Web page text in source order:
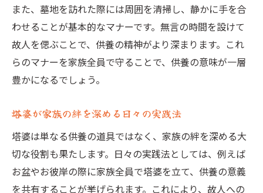
また、墓地を訪れた際には周囲を清掃し、静かに手を合
わせることが基本的なマナーです。無言の時間を設けて
故人を偲ぶことで、供養の精神がより深まります。これ
らのマナーを家族全員で守ることで、供養の意味が一層
豊かになるでしょう。
塔婆が家族の絆を深める日々の実践法
塔婆は単なる供養の道具ではなく、家族の絆を深める大
切な役割も果たします。日々の実践法としては、例えば
お盆やお彼岸の際に家族全員で塔婆を立て、供養の意義
を共有することが挙げられます。これにより、故人への